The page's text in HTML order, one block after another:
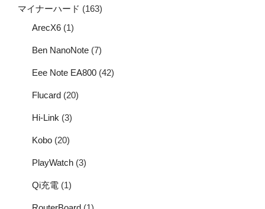
マイナーハード (163)
ArecX6 (1)
Ben NanoNote (7)
Eee Note EA800 (42)
Flucard (20)
Hi-Link (3)
Kobo (20)
PlayWatch (3)
Qi充電 (1)